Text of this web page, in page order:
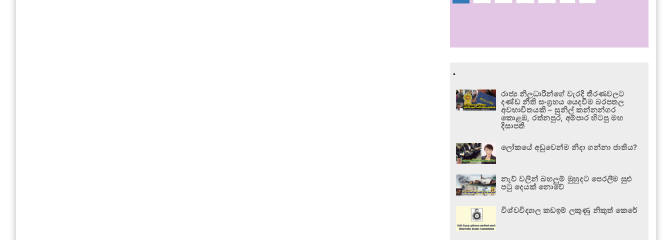
.
රාජ්‍ය නිලධාරීන්ගේ වැරදි තීරණවලට
දණ්ඩ නීති සංග්‍රහය යෙදවීම බරපතල
අවභාවිතයකි – සුනිල් කන්නන්ගර
කොළඹ, රත්නපුර, අම්පාර හිටපු මහ
දිසාපති
ලෝකයේ අඩුවෙන්ම නිදා ගන්නා ජාතිය?
නැව් වලින් බහලුම් මුහුදට පෙරලීම සුළු
පටු දෙයක් නොවේ
විශ්වවිද්‍යාල කඩඉම් ලකුණු නිකුත් කෙරේ